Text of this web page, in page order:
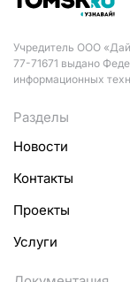
Учредитель ООО
77-71671 выдано
информационных
Разделы
Новости
Контакты
Проекты
Услуги